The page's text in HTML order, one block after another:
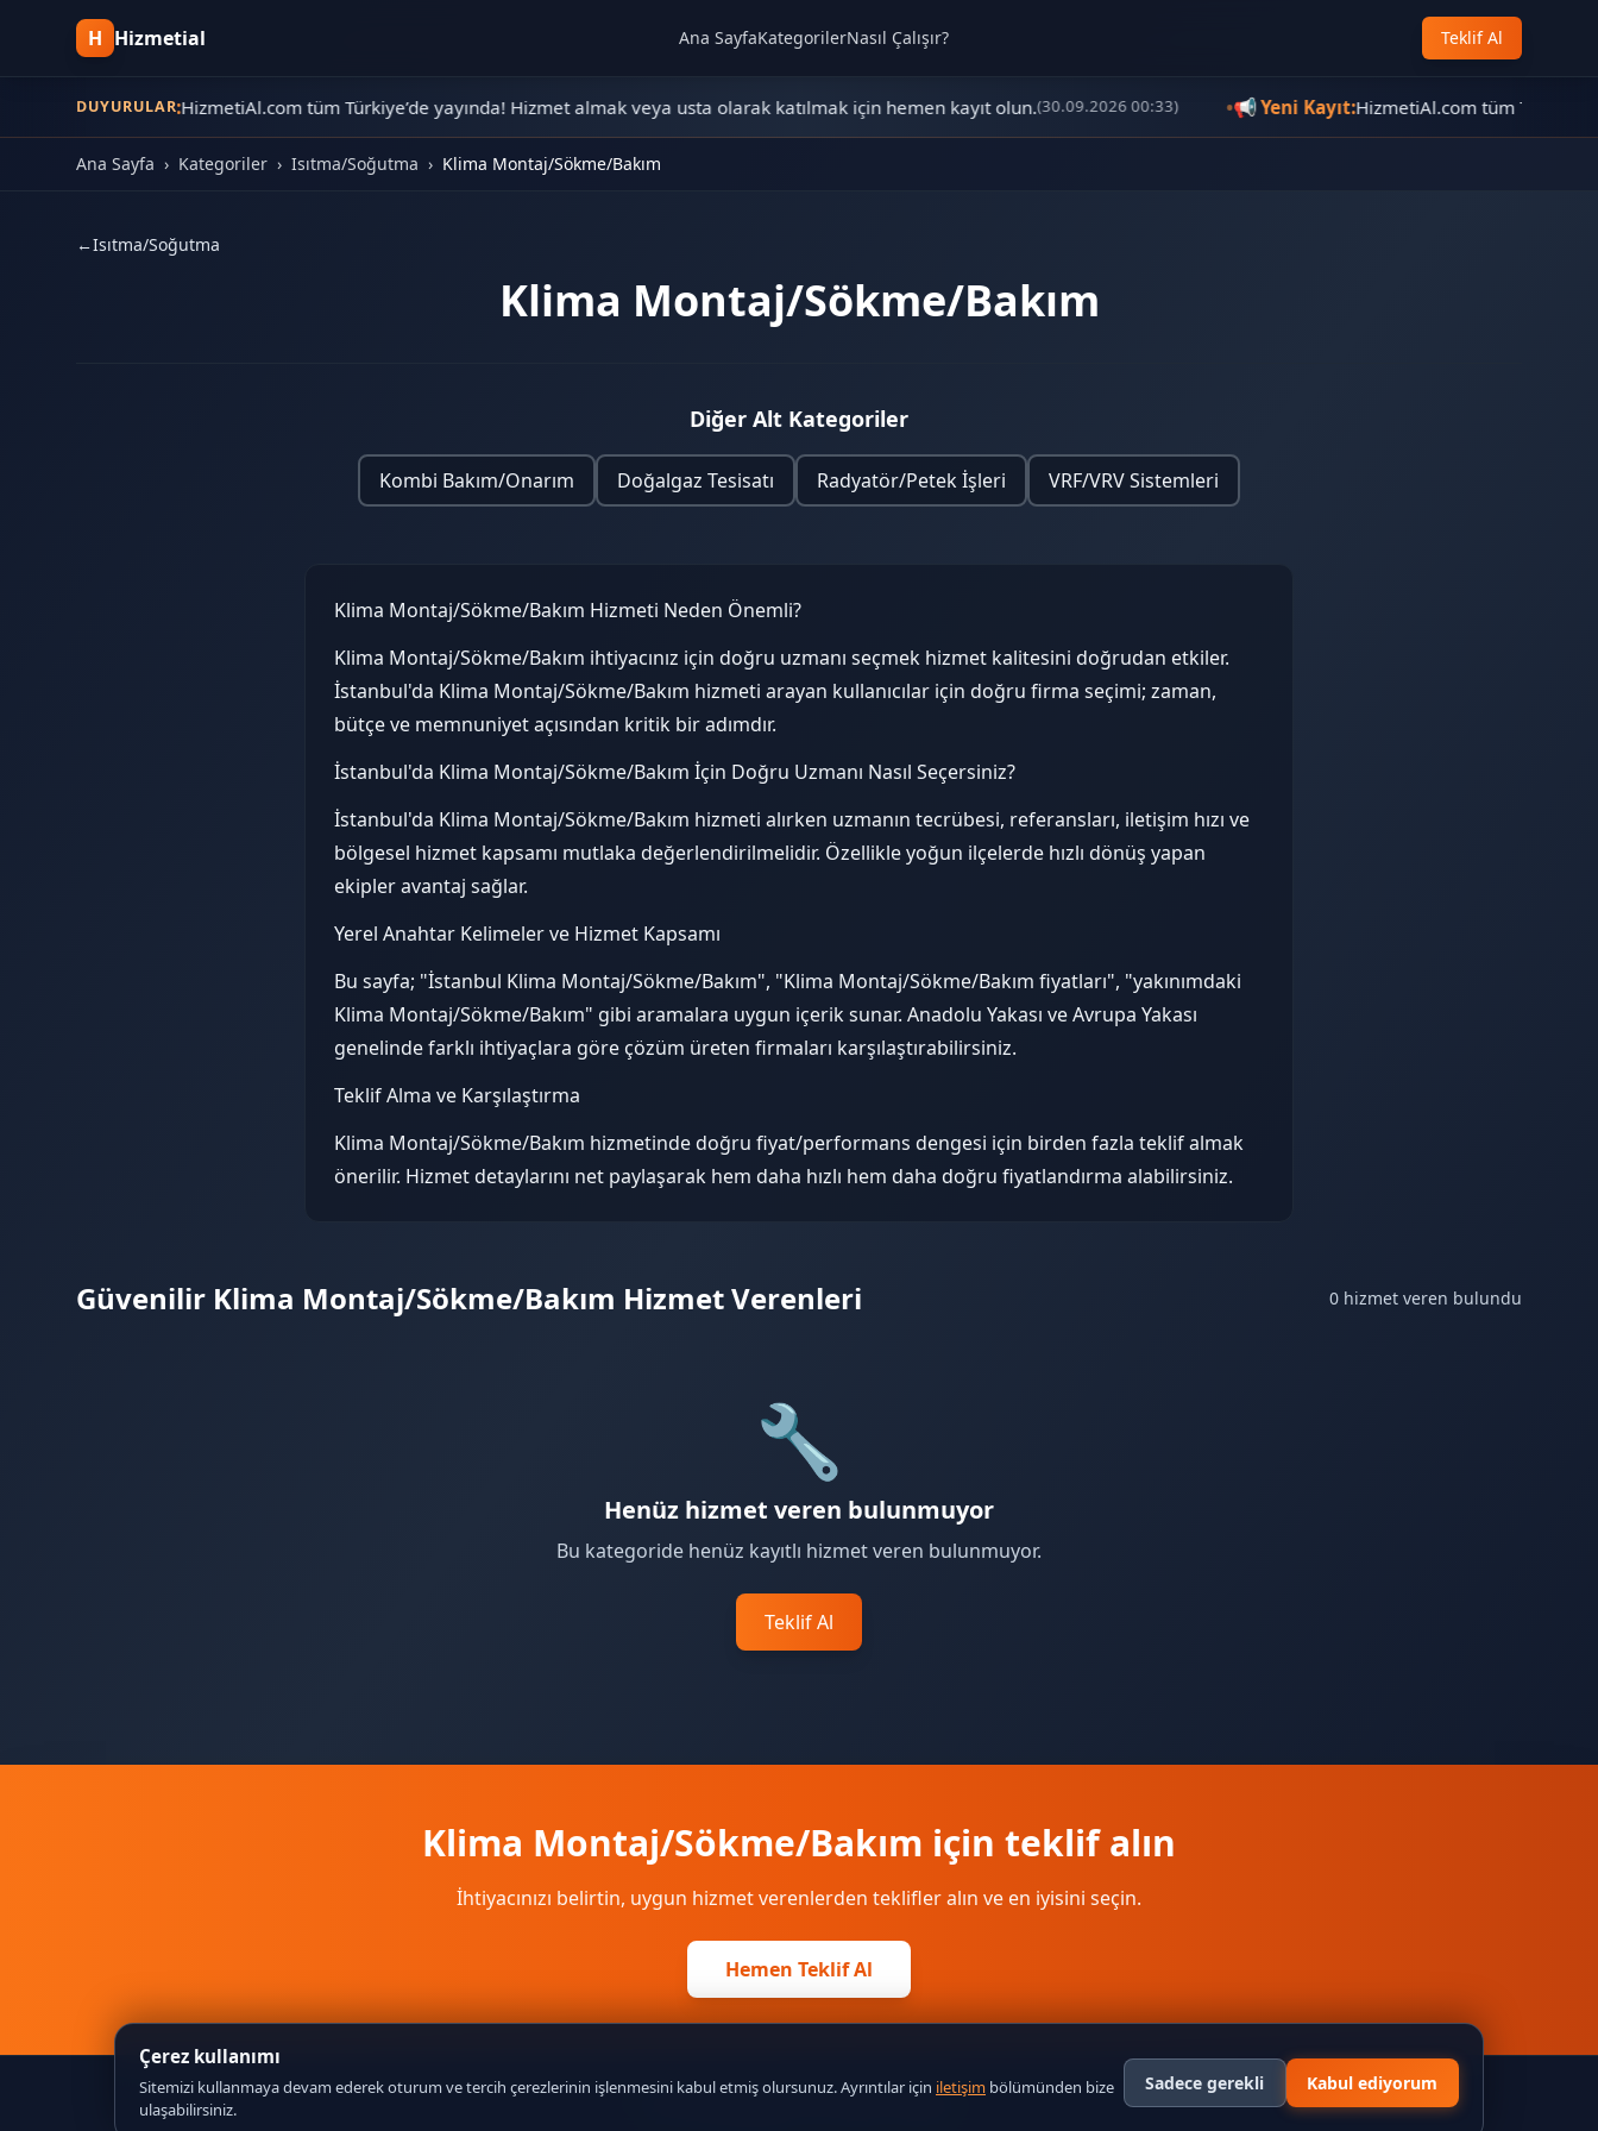
H Hizmetial Ana SayfaKategorilerNasıl Çalışır? Teklif Al
DUYURULAR
Yeni Kayıt:HizmetiAl.com tüm Türkiye’de yayında! Hizmet almak veya usta olarak katılmak için hemen kayıt olun.(30.09.2026 00:33) 📢Yeni Kayıt:HizmetiAl.com tüm Türkiye’de
Ana Sayfa › Kategoriler › Isıtma/Soğutma › Klima Montaj/Sökme/Bakım
←Isıtma/Soğutma
Klima Montaj/Sökme/Bakım
Diğer Alt Kategoriler
Kombi Bakım/Onarım Doğalgaz Tesisatı Radyatör/Petek İşleri VRF/VRV Sistemleri
Klima Montaj/Sökme/Bakım Hizmeti Neden Önemli?
Klima Montaj/Sökme/Bakım ihtiyacınız için doğru uzmanı seçmek hizmet kalitesini doğrudan etkiler.
İstanbul'da Klima Montaj/Sökme/Bakım hizmeti arayan kullanıcılar için doğru firma seçimi; zaman,
bütçe ve memnuniyet açısından kritik bir adımdır.
İstanbul'da Klima Montaj/Sökme/Bakım İçin Doğru Uzmanı Nasıl Seçersiniz?
İstanbul'da Klima Montaj/Sökme/Bakım hizmeti alırken uzmanın tecrübesi, referansları, iletişim hızı ve
bölgesel hizmet kapsamı mutlaka değerlendirilmelidir. Özellikle yoğun ilçelerde hızlı dönüş yapan
ekipler avantaj sağlar.
Yerel Anahtar Kelimeler ve Hizmet Kapsamı
Bu sayfa; "İstanbul Klima Montaj/Sökme/Bakım", "Klima Montaj/Sökme/Bakım fiyatları", "yakınımdaki
Klima Montaj/Sökme/Bakım" gibi aramalara uygun içerik sunar. Anadolu Yakası ve Avrupa Yakası
genelinde farklı ihtiyaçlara göre çözüm üreten firmaları karşılaştırabilirsiniz.
Teklif Alma ve Karşılaştırma
Klima Montaj/Sökme/Bakım hizmetinde doğru fiyat/performans dengesi için birden fazla teklif almak
önerilir. Hizmet detaylarını net paylaşarak hem daha hızlı hem daha doğru fiyatlandırma alabilirsiniz.
Güvenilir Klima Montaj/Sökme/Bakım Hizmet Verenleri 0 hizmet veren bulundu
🔧
Henüz hizmet veren bulunmuyor
Bu kategoride henüz kayıtlı hizmet veren bulunmuyor.
Teklif Al
Klima Montaj/Sökme/Bakım için teklif alın
İhtiyacınızı belirtin, uygun hizmet verenlerden teklifler alın ve en iyisini seçin.
Hemen Teklif Al
Çerez kullanımı
Sitemizi kullanmaya devam ederek oturum ve tercih çerezlerinin işlenmesini kabul etmiş olursunuz. Ayrıntılar için iletişim bölümünden bize
ulaşabilirsiniz.
Sadece gerekli Kabul ediyorum